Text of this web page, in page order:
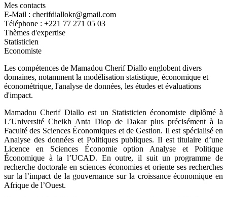
Mes contacts
E-Mail : cherifdiallokr@gmail.com
Téléphone : +221 77 271 05 03
Thèmes d'expertise
Statisticien
Economiste
Les compétences de Mamadou Cherif Diallo englobent divers
domaines, notamment la modélisation statistique, économique et
économétrique, l'analyse de données, les études et évaluations
d'impact.
Mamadou Cherif Diallo est un Statisticien économiste diplômé à
L’Université Cheikh Anta Diop de Dakar plus précisément à la
Faculté des Sciences Économiques et de Gestion. Il est spécialisé en
Analyse des données et Politiques publiques. Il est titulaire d’une
Licence en Sciences Économie option Analyse et Politique
Économique à la l’UCAD. En outre, il suit un programme de
recherche doctorale en sciences économies et oriente ses recherches
sur la l’impact de la gouvernance sur la croissance économique en
Afrique de l’Ouest.